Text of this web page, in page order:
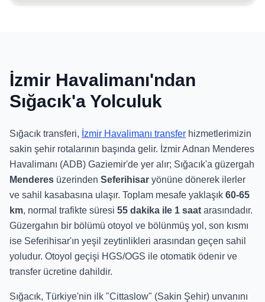
İzmir Havalimanı'ndan
Sığacık'a Yolculuk
Sığacık transferi, İzmir Havalimanı transfer hizmetlerimizin
sakin şehir rotalarının başında gelir. İzmir Adnan Menderes
Havalimanı (ADB) Gaziemir'de yer alır; Sığacık'a güzergah
Menderes üzerinden Seferihisar yönüne dönerek ilerler
ve sahil kasabasına ulaşır. Toplam mesafe yaklaşık 60-65
km, normal trafikte süresi 55 dakika ile 1 saat arasındadır.
Güzergahın bir bölümü otoyol ve bölünmüş yol, son kısmı
ise Seferihisar'ın yeşil zeytinlikleri arasından geçen sahil
yoludur. Otoyol geçişi HGS/OGS ile otomatik ödenir ve
transfer ücretine dahildir.
Sığacık, Türkiye'nin ilk "Cittaslow" (Sakin Şehir) unvanını